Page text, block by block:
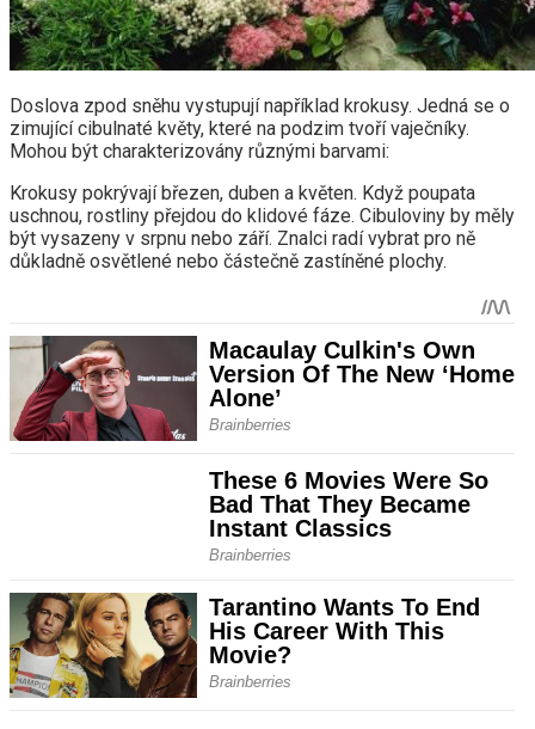
Doslova zpod sněhu vystupují například krokusy. Jedná se o
zimující cibulnaté květy, které na podzim tvoří vaječníky.
Mohou být charakterizovány různými barvami:
Krokusy pokrývají březen, duben a květen. Když poupata
uschnou, rostliny přejdou do klidové fáze. Cibuloviny by měly
být vysazeny v srpnu nebo září. Znalci radí vybrat pro ně
důkladně osvětlené nebo částečně zastíněné plochy.